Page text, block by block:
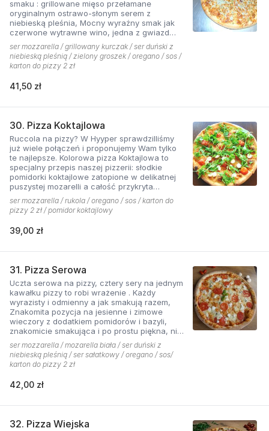
smaku : grillowane mięso przełamane
oryginalnym ostrawo-słonym serem z
niebieską pleśnia, Mocny wyraźny smak jak
czerwone wytrawne wino, jedna z gwiazd
kolekcji pizzerii Hyyper.
ser mozzarella / grillowany kurczak / ser duński z
niebieską pleśnią / zielony groszek / oregano / sos /
karton do pizzy 2 zł
41,50 zł
30. Pizza Koktajlowa
Ruccola na pizzy? W Hyyper sprawdzilliśmy
już wiele połączeń i proponujemy Wam tylko
te najlepsze. Kolorowa pizza Koktajlowa to
specjalny przepis naszej pizzerii: słodkie
pomidorki koktajlowe zatopione w delikatnej
puszystej mozarelli a całość przykryta
ostrawą w smaku sałatą! To bardzo włoska w
smaku i wyglądzie pizza.
ser mozzarella / rukola / oregano / sos / karton do
pizzy 2 zł / pomidor koktajlowy
39,00 zł
31. Pizza Serowa
Uczta serowa na pizzy, cztery sery na jednym
kawałku pizzy to robi wrażenie . Każdy
wyrazisty i odmienny a jak smakują razem,
Znakomita pozycja na jesienne i zimowe
wieczory z dodatkiem pomidorów i bazyli,
znakomicie smakująca i po prostu piękna, nie
sposób się oprzeć pokusie .
ser mozzarella / mozarella biała / ser duński z
niebieską pleśnią / ser sałatkowy / oregano / sos/
karton do pizzy 2 zł
42,00 zł
32. Pizza Wiejska